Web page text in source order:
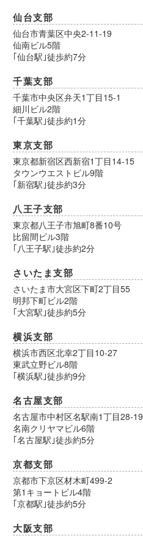
仙台支部
仙台市青葉区中央2-11-19
仙南ビル5階
｢仙台駅｣徒歩約7分
千葉支部
千葉市中央区弁天1丁目15-1
細川ビル2階
｢千葉駅｣徒歩約1分
東京支部
東京都新宿区西新宿1丁目14-15
タウンウエストビル9階
｢新宿駅｣徒歩約3分
八王子支部
東京都八王子市旭町8番10号
比留間ビル3階
｢八王子駅｣徒歩約2分
さいたま支部
さいたま市大宮区下町2丁目55
明邦下町ビル2階
｢大宮駅｣徒歩約5分
横浜支部
横浜市西区北幸2丁目10-27
東武立野ビル8階
｢横浜駅｣徒歩約9分
名古屋支部
名古屋市中村区名駅南1丁目28-19
名南クリヤマビル6階
｢名古屋駅｣徒歩約5分
京都支部
京都市下京区材木町499-2
第1キョートビル4階
｢京都駅｣徒歩約5分
大阪支部